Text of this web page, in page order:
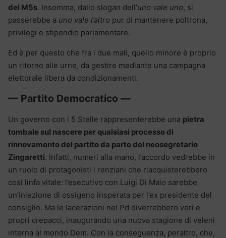
del M5s. Insomma, dallo slogan dell’uno vale uno, si
passerebbe a uno vale l’altro pur di mantenere poltrona,
privilegi e stipendio parlamentare.
Ed è per questo che fra i due mali, quello minore è proprio
un ritorno alle urne, da gestire mediante una campagna
elettorale libera da condizionamenti.
— Partito Democratico —
Un governo con i 5 Stelle rappresenterebbe una pietra
tombale sul nascere per qualsiasi processo di
rinnovamento del partito da parte del neosegretario
Zingaretti. Infatti, numeri alla mano, l’accordo vedrebbe in
un ruolo di protagonisti i renziani che riacquisterebbero
così linfa vitale: l’esecutivo con Luigi Di Maio sarebbe
un’iniezione di ossigeno insperata per l’ex presidente del
consiglio. Ma le lacerazioni nel Pd diverrebbero veri e
propri crepacci, inaugurando una nuova stagione di veleni
interna al mondo Dem. Con la conseguenza, peraltro, che,